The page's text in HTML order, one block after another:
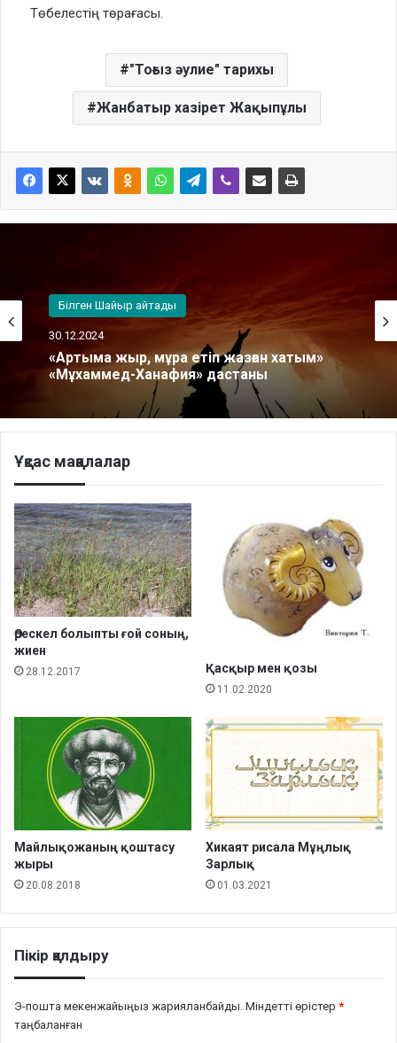
Төбелестің төрағасы.
"Тоғыз әулие" тарихы
Жанбатыр хазірет Жақыпұлы
Білген Шайыр айтады
30.12.2024
«Артыма жыр, мұра етіп жазған хатым»
Білген Шайыр айтады
28.04.2026
Ұқсас мақалалар
Өрескел болыпты ғой соның,
жиен
28.12.2017 Қасқыр мен қозы
11.02.2020
Майлықожаның қоштасу
жыры
20.08.2018
Хикаят рисала Мұңлық
Зарлық
01.03.2021
Пікір қалдыру
Э-пошта мекенжайыңыз жарияланбайды. Міндетті өрістер *
таңбаланған